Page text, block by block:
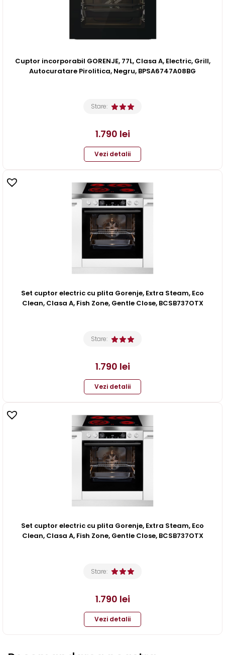
Cuptor incorporabil GORENJE, 77L, Clasa A, Electric, Grill,
Autocuratare Pirolitica, Negru, BPSA6747A08BG
Stare:
1.790 lei
Vezi detalii
Set cuptor electric cu plita Gorenje, Extra Steam, Eco
Clean, Clasa A, Fish Zone, Gentle Close, BCSB737OTX
Stare:
1.790 lei
Vezi detalii
Set cuptor electric cu plita Gorenje, Extra Steam, Eco
Clean, Clasa A, Fish Zone, Gentle Close, BCSB737OTX
Stare:
1.790 lei
Vezi detalii